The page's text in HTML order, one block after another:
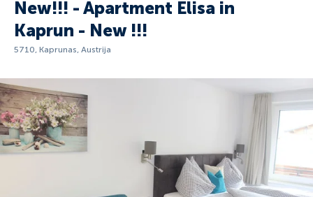
New!!! - Apartment Elisa in
Kaprun - New !!!
5710, Kaprunas, Austrija